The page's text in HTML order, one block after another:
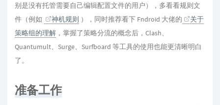
别是没有托管需要自己编辑配置文件的用户），多看看规则文
件（例如
神机规则 ），同时推荐看下 Fndroid 大佬的
关于
策略组的理解 ，掌握了策略分流的概念后，Clash、
Quantumult、Surge、Surfboard 等工具的使用也能更清晰明白
了。
准备工作